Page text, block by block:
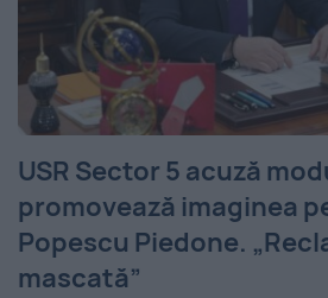
USR Sector 5 acuză
promovează imaginea
Popescu Piedone.
mascată”